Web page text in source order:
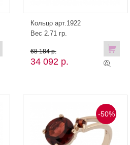
Кольцо арт.1922
Вес 2.71 гр.
34 092 р.
68 184 р.
-50%